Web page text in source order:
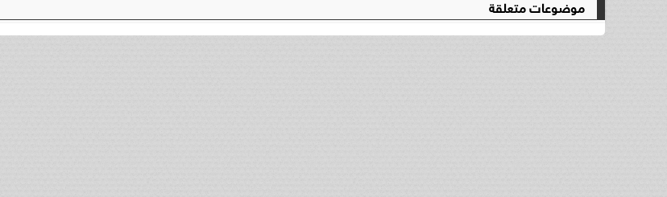
موضوعات متعلقة